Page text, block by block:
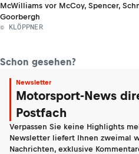
McWilliams vor McCoy, Spencer,
Goorbergh
© KLÖPPNER
Schon gesehen?
Newsletter
Motorsport-News
Postfach
Verpassen Sie keine Highlights
Newsletter liefert Ihnen zweimal
Nachrichten, exklusive